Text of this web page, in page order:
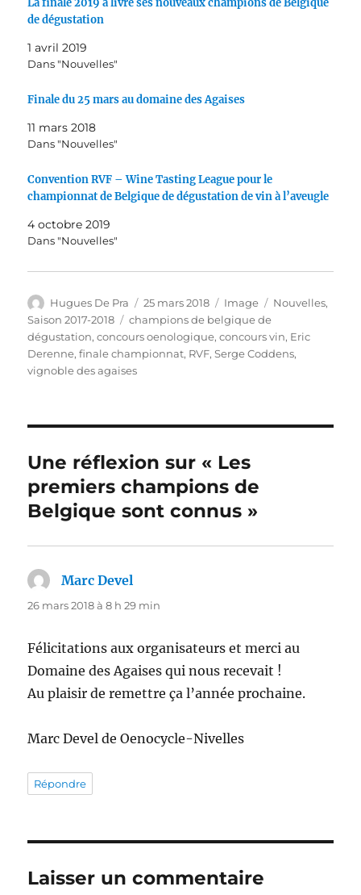
La finale 2019 a livré ses nouveaux champions de Belgique
de dégustation
1 avril 2019
Dans "Nouvelles"
Finale du 25 mars au domaine des Agaises
11 mars 2018
Dans "Nouvelles"
Convention RVF – Wine Tasting League pour le
championnat de Belgique de dégustation de vin à l’aveugle
4 octobre 2019
Dans "Nouvelles"
Auteur
Hugues De Pra
Publié
le
25 mars 2018 Format
Image Catégories
Nouvelles,
Saison 2017-2018
Étiquettes
champions de belgique de
dégustation,concours oenologique,concours vin, Eric
Derenne,finale championnat, RVF,Serge Coddens,
vignoble des agaises
Une réflexion sur « Les
premiers champions de
Belgique sont connus »
Marc Devel
26 mars 2018 à 8 h 29 min
Félicitations aux organisateurs et merci au
Domaine des Agaises qui nous recevait !
Au plaisir de remettre ça l’année prochaine.
Marc Devel de Oenocycle-Nivelles
Répondre
Laisser un commentaire